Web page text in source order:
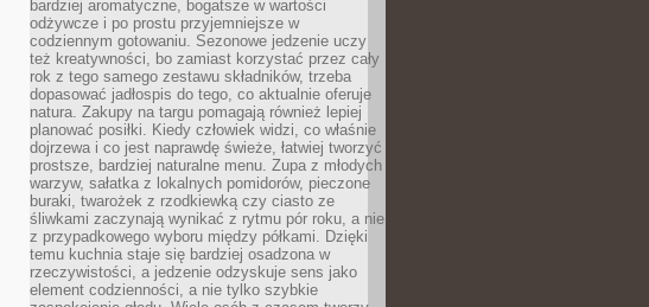
bardziej aromatyczne, bogatsze w wartości
odżywcze i po prostu przyjemniejsze w
codziennym gotowaniu. Sezonowe jedzenie uczy
też kreatywności, bo zamiast korzystać przez cały
rok z tego samego zestawu składników, trzeba
dopasować jadłospis do tego, co aktualnie oferuje
natura. Zakupy na targu pomagają również lepiej
planować posiłki. Kiedy człowiek widzi, co właśnie
dojrzewa i co jest naprawdę świeże, łatwiej tworzyć
prostsze, bardziej naturalne menu. Zupa z młodych
warzyw, sałatka z lokalnych pomidorów, pieczone
buraki, twarożek z rzodkiewką czy ciasto ze
śliwkami zaczynają wynikać z rytmu pór roku, a nie
z przypadkowego wyboru między półkami. Dzięki
temu kuchnia staje się bardziej osadzona w
rzeczywistości, a jedzenie odzyskuje sens jako
element codzienności, a nie tylko szybkie